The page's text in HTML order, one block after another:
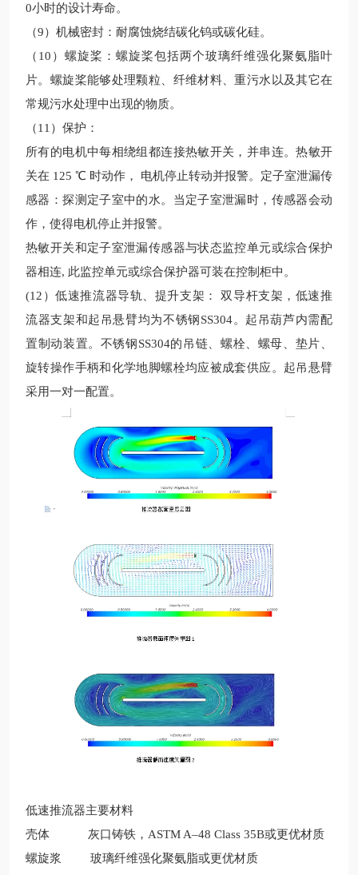
0小时的设计寿命。
（9）机械密封：耐腐蚀烧结碳化钨或碳化硅。
（10）螺旋桨：螺旋桨包括两个玻璃纤维强化聚氨脂叶
片。螺旋桨能够处理颗粒、纤维材料、重污水以及其它在
常规污水处理中出现的物质。
（11）保护：
所有的电机中每相绕组都连接热敏开关，并串连。热敏开
关在 125 ℃ 时动作， 电机停止转动并报警。定子室泄漏传
感器：探测定子室中的水。当定子室泄漏时，传感器会动
作，使得电机停止并报警。
热敏开关和定子室泄漏传感器与状态监控单元或综合保护
器相连, 此监控单元或综合保护器可装在控制柜中。
(12）低速推流器导轨、 提升支架： 双导杆支架， 低速推
流器支架和起吊悬臂均为不锈钢SS304。起吊葫芦内需配
置制动装置。不锈钢SS304的吊链、螺栓、螺母、垫片、
旋转操作手柄和化学地脚螺栓均应被成套供应。起吊悬臂
采用一对一配置。
低速推流器主要材料
壳体
灰口铸铁，ASTM A–48 Class 35B或更优材质
螺旋浆
玻璃纤维强化聚氨脂或更优材质